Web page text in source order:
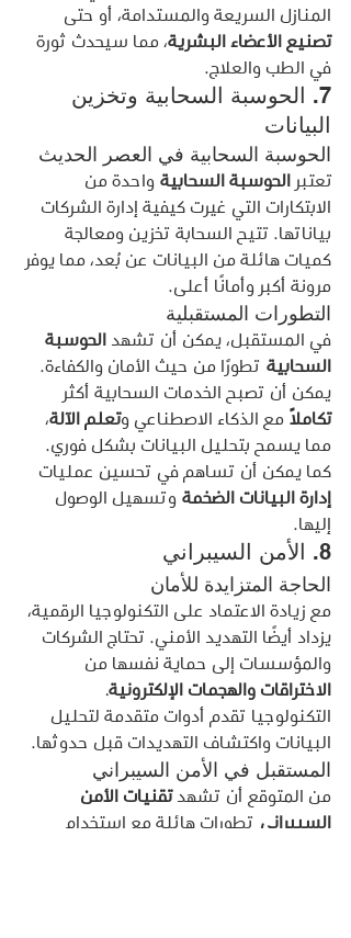
المنازل السريعة والمستدامة، أو حتى
تصنيع الأعضاء البشرية، مما سيحدث ثورة
في الطب والعلاج.
7. الحوسبة السحابية وتخزين
البيانات
الحوسبة السحابية في العصر الحديث
تعتبر الحوسبة السحابية واحدة من
الابتكارات التي غيرت كيفية إدارة الشركات
بياناتها. تتيح السحابة تخزين ومعالجة
كميات هائلة من البيانات عن بُعد، مما يوفر
مرونة أكبر وأمانًا أعلى.
التطورات المستقبلية
في المستقبل، يمكن أن تشهد الحوسبة
السحابية تطورًا من حيث الأمان والكفاءة.
يمكن أن تصبح الخدمات السحابية أكثر
تكاملًا مع الذكاء الاصطناعي وتعلم الآلة،
مما يسمح بتحليل البيانات بشكل فوري.
كما يمكن أن تساهم في تحسين عمليات
إدارة البيانات الضخمة وتسهيل الوصول
إليها.
8. الأمن السيبراني
الحاجة المتزايدة للأمان
مع زيادة الاعتماد على التكنولوجيا الرقمية،
يزداد أيضًا التهديد الأمني. تحتاج الشركات
والمؤسسات إلى حماية نفسها من
الاختراقات والهجمات الإلكترونية.
التكنولوجيا تقدم أدوات متقدمة لتحليل
البيانات واكتشاف التهديدات قبل حدوثها.
المستقبل في الأمن السيبراني
من المتوقع أن تشهد تقنيات الأمن
السيبراني تطورات هائلة مع استخدام